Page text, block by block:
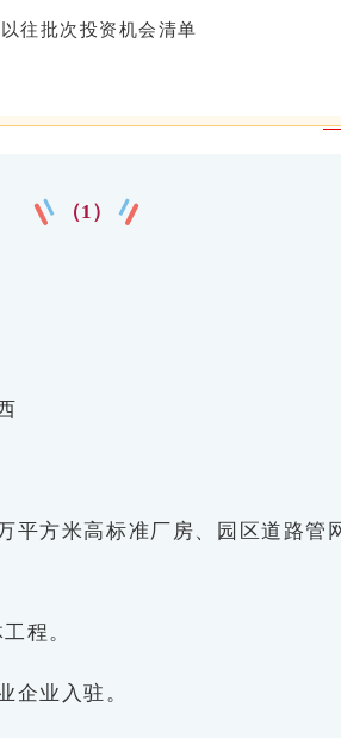
以往批次投资机会清单
（1）
平方米高标准厂房、园区道路
程。
企业入驻。